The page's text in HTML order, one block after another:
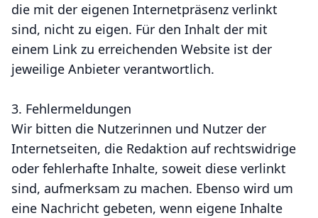
die mit der eigenen Internetpräsenz verlinkt
sind, nicht zu eigen. Für den Inhalt der mit
einem Link zu erreichenden Website ist der
jeweilige Anbieter verantwortlich.
3. Fehlermeldungen
Wir bitten die Nutzerinnen und Nutzer der
Internetseiten, die Redaktion auf rechtswidrige
oder fehlerhafte Inhalte, soweit diese verlinkt
sind, aufmerksam zu machen. Ebenso wird um
eine Nachricht gebeten, wenn eigene Inhalte